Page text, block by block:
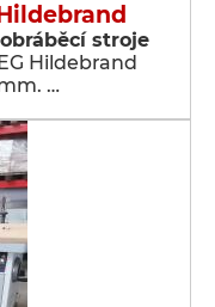
stroje
Hildebrand
…